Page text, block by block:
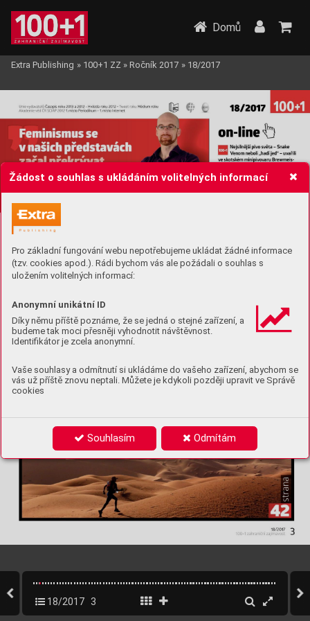
Žádost o souhlas s ukládáním volitelných informací
Pro základní fungování webu nepotřebujeme ukládat žádné informace
(tzv. cookies apod.). Rádi bychom vás ale požádali o souhlas s
uložením volitelných informací:
Anonymní unikátní ID
Díky němu příště poznáme, že se jedná o stejné zařízení, a
budeme tak moci přesněji vyhodnotit návštěvnost.
Identifikátor je zcela anonymní.
Vaše souhlasy a odmítnutí si ukládáme do vašeho zařízení, abychom se
vás už příště znovu neptali. Můžete je kdykoli později upravit ve Správě
cookies
Souhlasím Odmítám
Domů
Extra Publishing » 100+1 ZZ » Ročník 2017 » 18/2017
18/2017 3